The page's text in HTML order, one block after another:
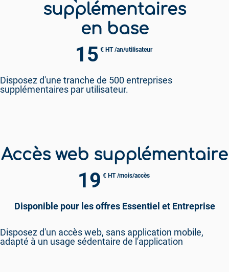
supplémentaires
en base
15 € HT /an/utilisateur
Disposez d'une tranche de 500 entreprises
supplémentaires par utilisateur.
Accès web supplémentaire
19 € HT /mois/accès
Disponible pour les offres Essentiel et Entreprise
Disposez d'un accès web, sans application mobile,
adapté à un usage sédentaire de l'application